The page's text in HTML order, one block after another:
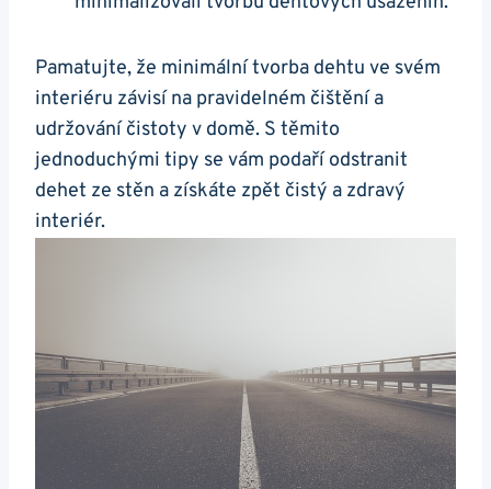
Pamatujte, že⁢ minimální tvorba dehtu ve svém⁤
interiéru závisí na pravidelném čištění a
udržování ⁢čistoty v domě. S⁤ těmito⁣
jednoduchými tipy⁣ se vám podaří odstranit
dehet ze stěn a⁤ získáte⁤ zpět čistý⁢ a zdravý
interiér.